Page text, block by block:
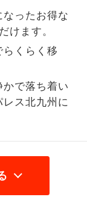
なったお得な
けます。
くらく移
で落ち着い
ス北九州に
きます。
人型プランで
人型プランで
金がかからない